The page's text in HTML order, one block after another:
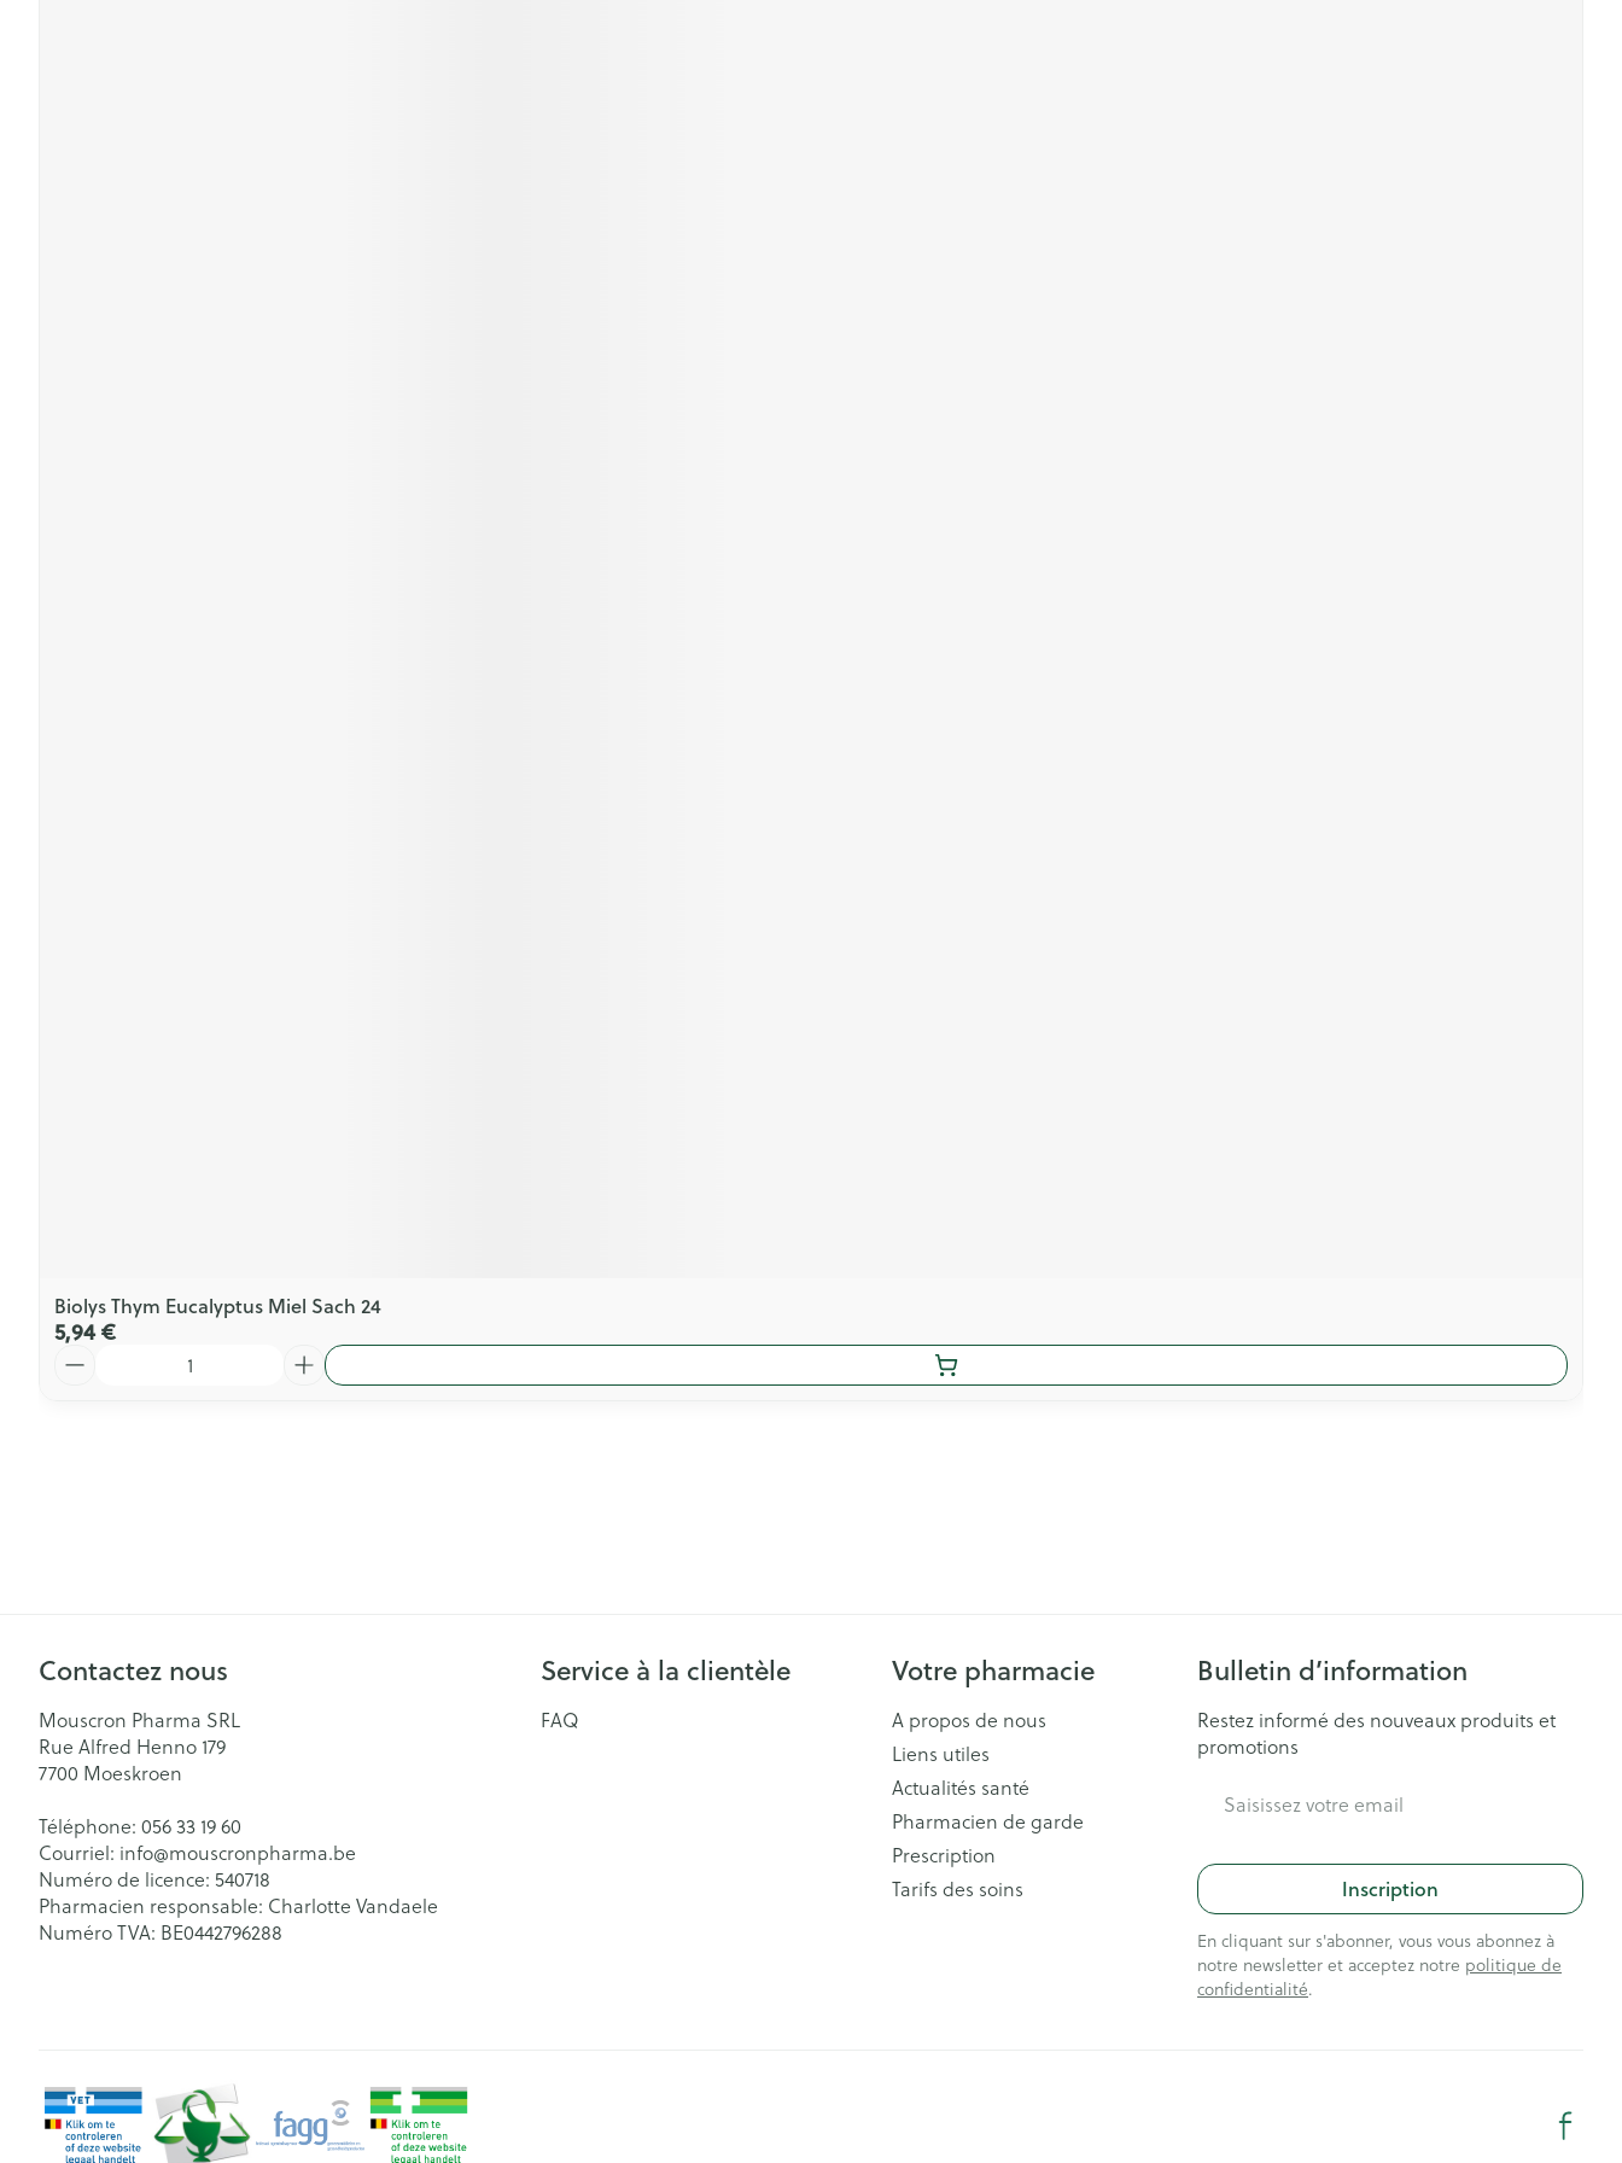
Biolys Thym Eucalyptus Miel Sach 24
5,94 €
Contactez nous
Mouscron Pharma SRL
Rue Alfred Henno 179
7700 Moeskroen
Téléphone: 056 33 19 60
Courriel: info@mouscronpharma.be
Numéro de licence: 540718
Pharmacien responsable: Charlotte Vandaele
Numéro TVA: BE0442796288
Service à la clientèle
FAQ
Votre pharmacie
A propos de nous
Liens utiles
Actualités santé
Pharmacien de garde
Prescription
Tarifs des soins
Bulletin d’information
Restez informé des nouveaux produits et
promotions
Inscription
En cliquant sur s'abonner, vous vous abonnez à
notre newsletter et acceptez notre politique de
confidentialité.